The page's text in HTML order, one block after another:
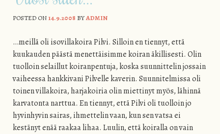
POSTED ON14.9.2008 BYADMIN
…meillä oli isovillakoira Pilvi. Silloin en tiennyt, että
kuukauden päästä menettäisimme koiran äkillisesti. Olin
tuolloin selaillut koiranpentuja, koska suunnittelin jossain
vaiheessa hankkivani Pilvelle kaverin. Suunnitelmissa oli
toinen villakoira, harjakoiria olin miettinyt myös, lähinnä
karvatonta narttua. En tiennyt, että Pilvi oli tuolloin jo
hyvinhyvin sairas, ihmettelin vaan, kun sen vatsa ei
kestänyt enää raakaa lihaa. Luulin, että koiralla on vain